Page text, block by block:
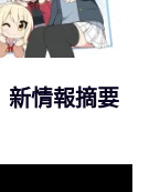
新情報摘要